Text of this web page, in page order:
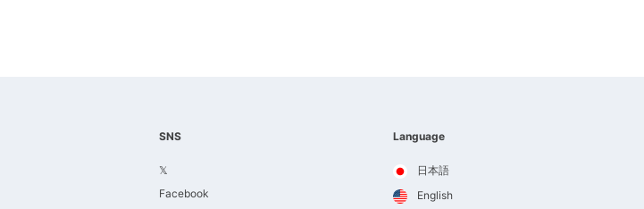
SNS
𝕏
Facebook
Language
日本語
English